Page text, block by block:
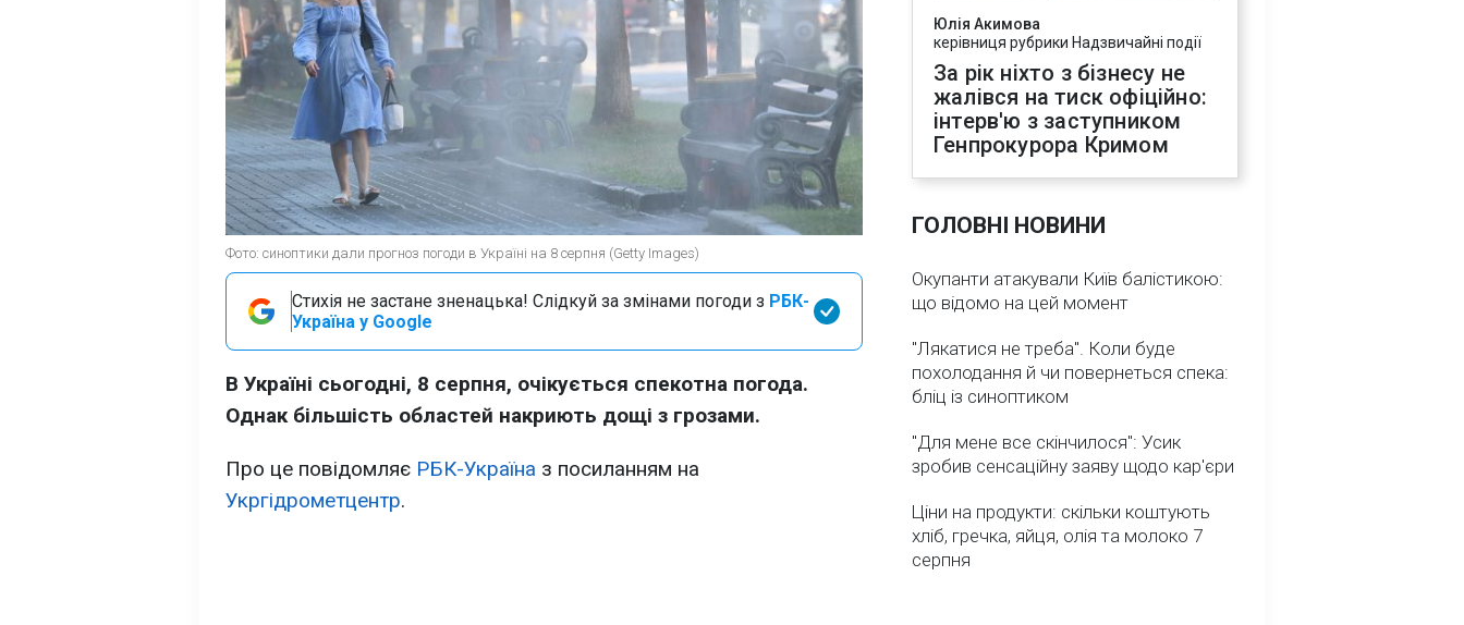
Фото: синоптики дали прогноз погоди в Україні на 8 серпня (Getty Images)
Стихія не застане зненацька! Слідкуй за змінами погоди з РБК-
Україна у Google
В Україні сьогодні, 8 серпня, очікується спекотна погода.
Однак більшість областей накриють дощі з грозами.
Про це повідомляє РБК-Україна з посиланням на
Укргідрометцентр.
Юлія Акимова
керівниця рубрики Надзвичайні події
За рік ніхто з бізнесу не
жалівся на тиск офіційно:
інтерв'ю з заступником
Генпрокурора Кримом
ГОЛОВНІ НОВИНИ
Окупанти атакували Київ балістикою:
що відомо на цей момент
"Лякатися не треба". Коли буде
похолодання й чи повернеться спека:
бліц із синоптиком
"Для мене все скінчилося": Усик
зробив сенсаційну заяву щодо кар'єри
Ціни на продукти: скільки коштують
хліб, гречка, яйця, олія та молоко 7
серпня